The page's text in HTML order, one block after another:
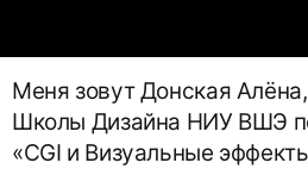
Меня зовут Донская
Школы Дизайна НИУ ВШЭ
«CGI и Визуальные